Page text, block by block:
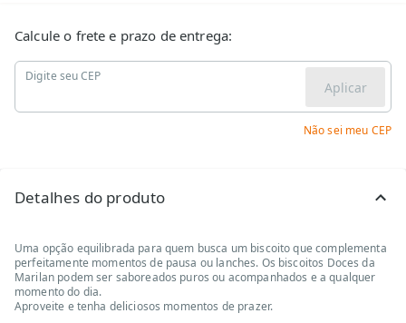
Calcule o frete e prazo de entrega:
Digite seu CEP
Aplicar
Não sei meu CEP
Detalhes do produto
Uma opção equilibrada para quem busca um biscoito que complementa
perfeitamente momentos de pausa ou lanches. Os biscoitos Doces da
Marilan podem ser saboreados puros ou acompanhados e a qualquer
momento do dia.
Aproveite e tenha deliciosos momentos de prazer.